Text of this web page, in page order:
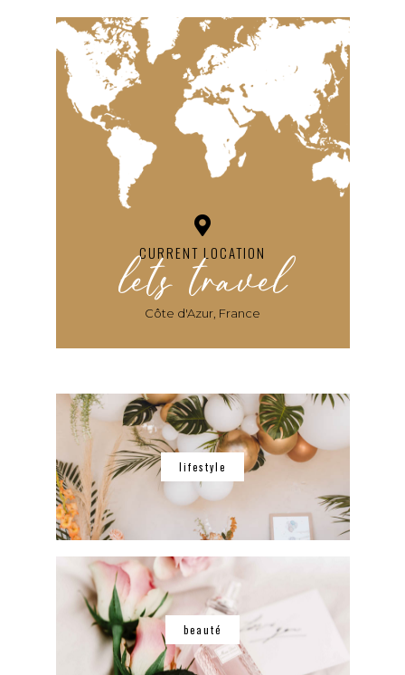
CURRENT LOCATION
lets travel
Côte d'Azur, France
lifestyle
beauté